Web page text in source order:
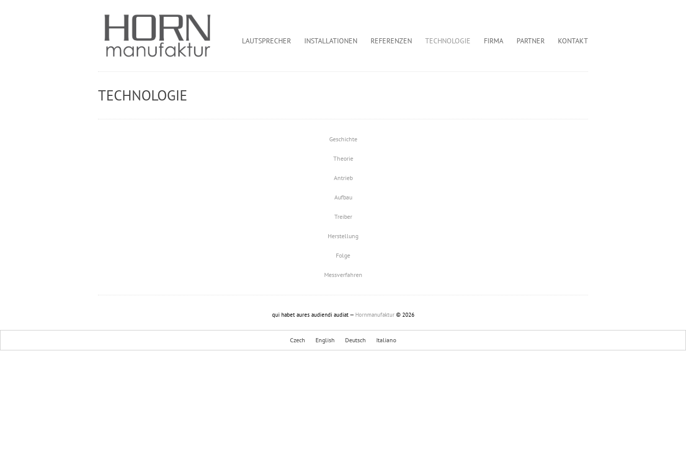
LAUTSPRECHER INSTALLATIONEN REFERENZEN TECHNOLOGIE FIRMA PARTNER KONTAKT
TECHNOLOGIE
Geschichte
Theorie
Antrieb
Aufbau
Treiber
Herstellung
Folge
Messverfahren
qui habet aures audiendi audiat — Hornmanufaktur© 2026
Czech English Deutsch Italiano